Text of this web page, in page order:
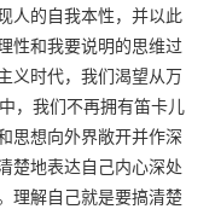
人的自我本性，并以此
性和我要说明的思维过
义时代，我们渴望从万
，我们不再拥有笛卡儿
思想向外界敞开并作深
楚地表达自己内心深处
理解自己就是要搞清楚